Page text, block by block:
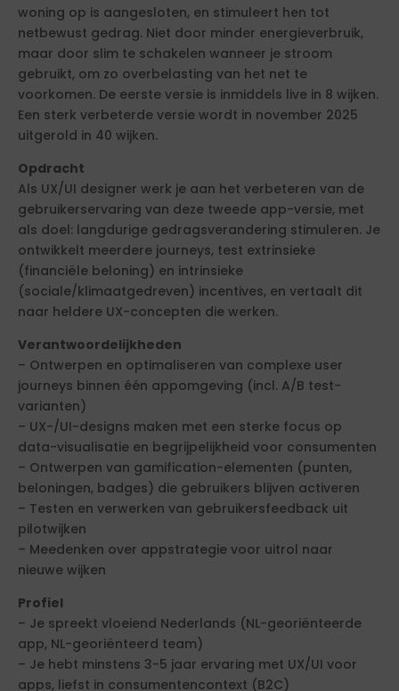
woning op is aangesloten, en stimuleert hen tot
netbewust gedrag. Niet door minder energieverbruik,
maar door slim te schakelen wanneer je stroom
gebruikt, om zo overbelasting van het net te
voorkomen. De eerste versie is inmiddels live in 8 wijken.
Een sterk verbeterde versie wordt in november 2025
uitgerold in 40 wijken.
Opdracht
Als UX/UI designer werk je aan het verbeteren van de
gebruikerservaring van deze tweede app-versie, met
als doel: langdurige gedragsverandering stimuleren. Je
ontwikkelt meerdere journeys, test extrinsieke
(financiële beloning) en intrinsieke
(sociale/klimaatgedreven) incentives, en vertaalt dit
naar heldere UX-concepten die werken.
Verantwoordelijkheden
– Ontwerpen en optimaliseren van complexe user
journeys binnen één appomgeving (incl. A/B test-
varianten)
– UX-/UI-designs maken met een sterke focus op
data-visualisatie en begrijpelijkheid voor consumenten
– Ontwerpen van gamification-elementen (punten,
beloningen, badges) die gebruikers blijven activeren
– Testen en verwerken van gebruikersfeedback uit
pilotwijken
– Meedenken over appstrategie voor uitrol naar
nieuwe wijken
Profiel
– Je spreekt vloeiend Nederlands (NL-georiënteerde
app, NL-georiënteerd team)
– Je hebt minstens 3-5 jaar ervaring met UX/UI voor
apps, liefst in consumentencontext (B2C)